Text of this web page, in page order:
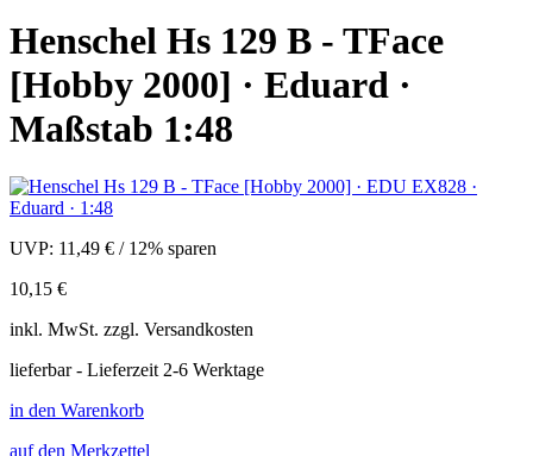
Henschel Hs 129 B - TFace
[Hobby 2000] · Eduard ·
Maßstab 1:48
UVP: 11,49 € / 12% sparen
10,15 €
inkl. MwSt. zzgl. Versandkosten
lieferbar - Lieferzeit 2-6 Werktage
in den Warenkorb
auf den Merkzettel